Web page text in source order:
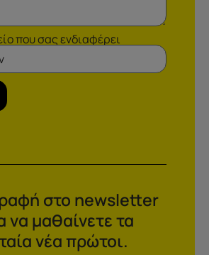
που σας ενδιαφέρει
στο newsletter
να μαθαίνετε τα
νέα πρώτοι.